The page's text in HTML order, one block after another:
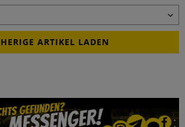
ARTIKEL LADEN